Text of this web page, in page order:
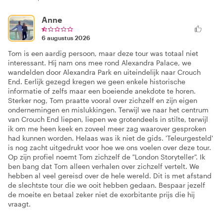
Anne
6 augustus 2026
Tom is een aardig persoon, maar deze tour was totaal niet
interessant. Hij nam ons mee rond Alexandra Palace, we
wandelden door Alexandra Park en uiteindelijk naar Crouch
End. Eerlijk gezegd kregen we geen enkele historische
informatie of zelfs maar een boeiende anekdote te horen.
Sterker nog, Tom praatte vooral over zichzelf en zijn eigen
ondernemingen en mislukkingen. Terwijl we naar het centrum
van Crouch End liepen, liepen we grotendeels in stilte, terwijl
ik om me heen keek en zoveel meer zag waarover gesproken
had kunnen worden. Helaas was ik niet de gids. 'Teleurgesteld'
is nog zacht uitgedrukt voor hoe we ons voelen over deze tour.
Op zijn profiel noemt Tom zichzelf de "London Storyteller". Ik
ben bang dat Tom alleen verhalen over zichzelf vertelt. We
hebben al veel gereisd over de hele wereld. Dit is met afstand
de slechtste tour die we ooit hebben gedaan. Bespaar jezelf
de moeite en betaal zeker niet de exorbitante prijs die hij
vraagt.